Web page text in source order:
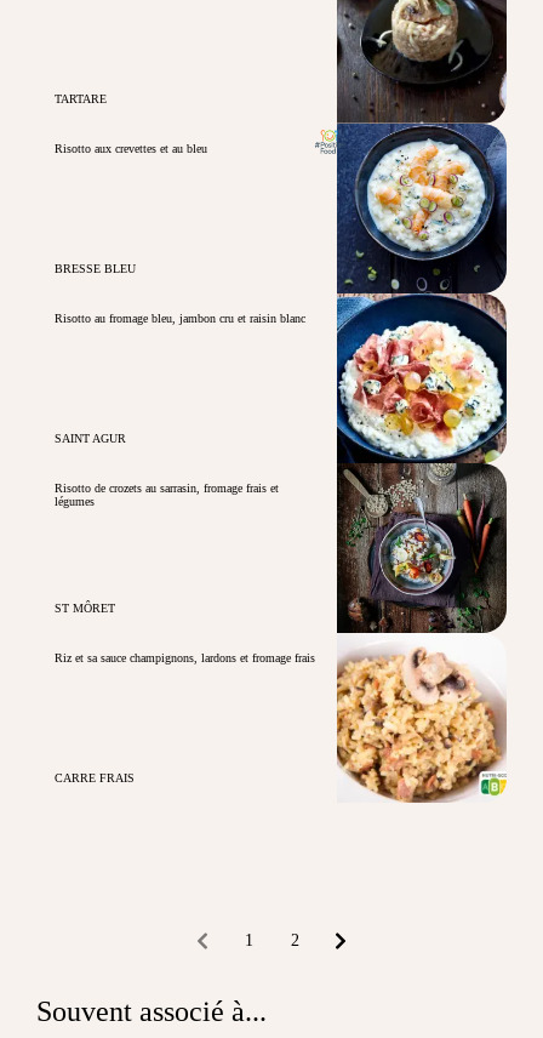
TARTARE
Risotto aux crevettes et au bleu
BRESSE BLEU
Risotto au fromage bleu, jambon cru et raisin blanc
SAINT AGUR
Risotto de crozets au sarrasin, fromage frais et
légumes
ST MÔRET
Riz et sa sauce champignons, lardons et fromage frais
CARRE FRAIS
1 2
Souvent associé à...